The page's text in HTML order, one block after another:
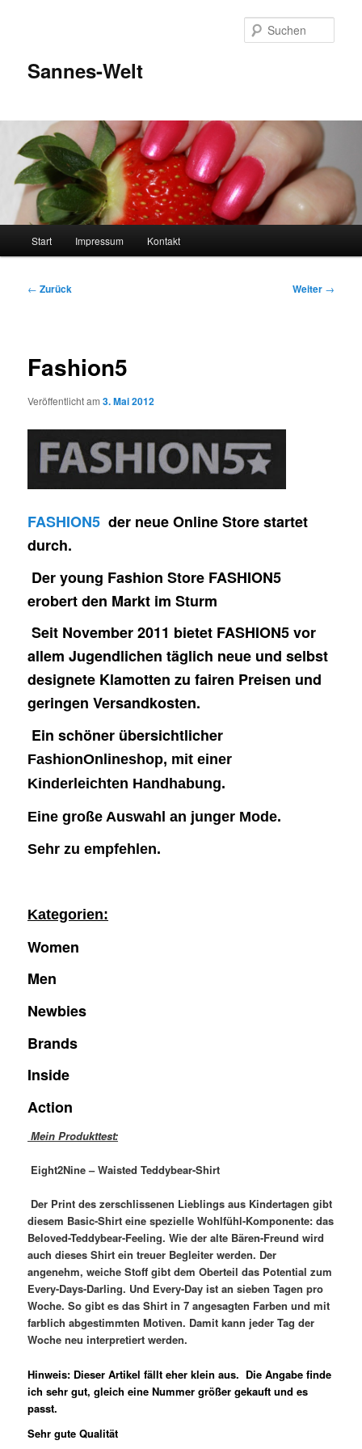
Sannes-Welt
Start Impressum Kontakt
Beitragsnavigation
← Zurück Weiter →
Fashion5
Veröffentlicht am3. Mai 2012
FASHION5 der neue Online Store startet
durch.
Der young Fashion Store FASHION5
erobert den Markt im Sturm
Seit November 2011 bietet FASHION5 vor
allem Jugendlichen täglich neue und selbst
designete Klamotten zu fairen Preisen und
geringen Versandkosten.
Ein schöner übersichtlicher
FashionOnlineshop, mit einer
Kinderleichten Handhabung.
Eine große Auswahl an junger Mode.
Sehr zu empfehlen.
Kategorien:
Women
Men
Newbies
Brands
Inside
Action
Mein Produkttest:
Eight2Nine – Waisted Teddybear-Shirt
Der Print des zerschlissenen Lieblings aus Kindertagen gibt
diesem Basic-Shirt eine spezielle Wohlfühl-Komponente: das
Beloved-Teddybear-Feeling. Wie der alte Bären-Freund wird
auch dieses Shirt ein treuer Begleiter werden. Der
angenehm, weiche Stoff gibt dem Oberteil das Potential zum
Every-Days-Darling. Und Every-Day ist an sieben Tagen pro
Woche. So gibt es das Shirt in 7 angesagten Farben und mit
farblich abgestimmten Motiven. Damit kann jeder Tag der
Woche neu interpretiert werden.
Hinweis: Dieser Artikel fällt eher klein aus. Die Angabe finde
ich sehr gut, gleich eine Nummer größer gekauft und es
passt.
Sehr gute Qualität